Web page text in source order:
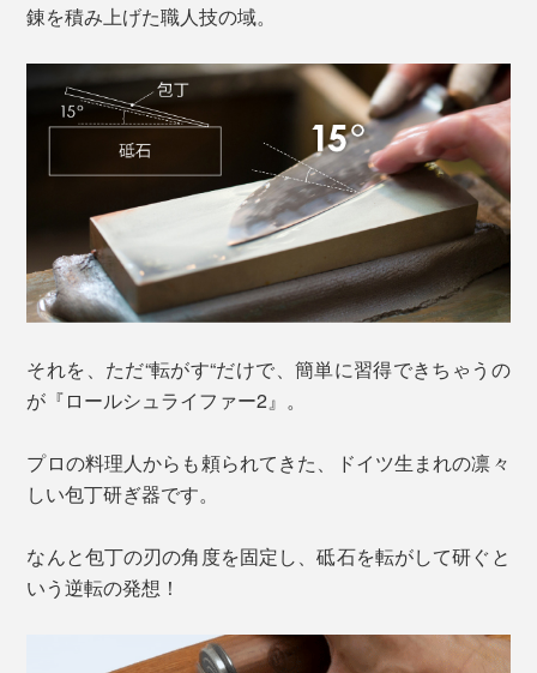
錬を積み上げた職人技の域。
それを、ただ“転がす“だけで、簡単に習得できちゃうの
が『ロールシュライファー2』。
プロの料理人からも頼られてきた、ドイツ生まれの凛々
しい包丁研ぎ器です。
なんと包丁の刃の角度を固定し、砥石を転がして研ぐと
いう逆転の発想！